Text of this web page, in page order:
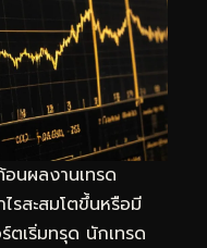
นผลงานเทรด
รสะสมโตขึ้นหรือมี
ตเริ่มทรุด นักเทรด